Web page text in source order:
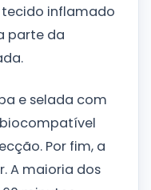
tecido inflamado
parte da
e selada com
Por fim, a
A maioria dos